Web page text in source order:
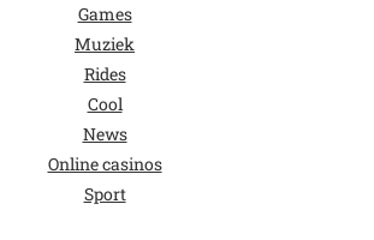
Games
Muziek
Rides
Cool
News
Online casinos
Sport